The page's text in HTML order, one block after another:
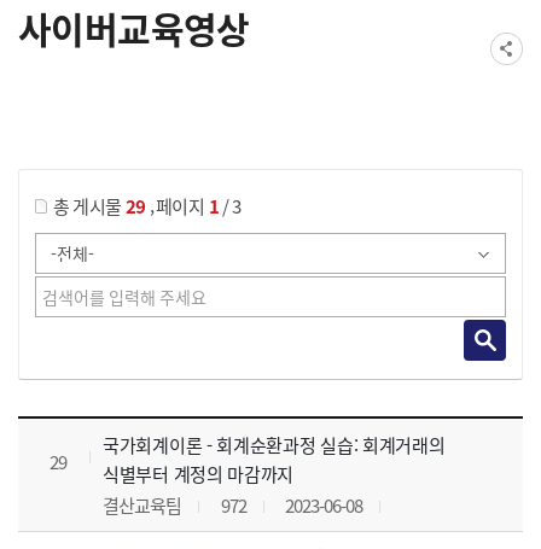
사이버교육영상
총 게시물29 ,페이지 1/ 3
사이버교육영상 목록 으로 번호, 제목, 작성자, 조회수, 등록 일, 첨부파일로 나열 되고 있습니다.
29
국가회계이론 - 회계순환과정 실습: 회계거래의
식별부터 계정의 마감까지
결산교육팀
972 2023-06-08